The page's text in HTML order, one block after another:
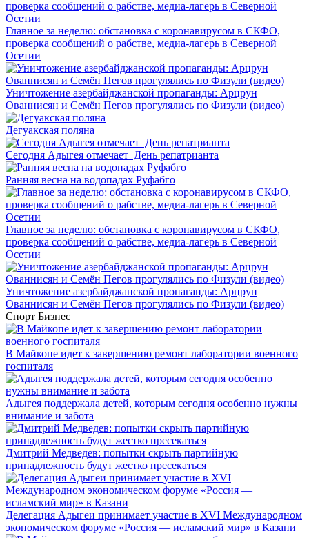
Главное за неделю: обстановка с коронавирусом в СКФО,
проверка сообщений о рабстве, медиа-лагерь в Северной
Осетии
Уничтожение азербайджанской пропаганды: Арцрун
Ованнисян и Семён Пегов прогулялись по Физули (видео)
Дегуакская поляна
Сегодня Адыгея отмечает День репатрианта
Ранняя весна на водопадах Руфабго
Главное за неделю: обстановка с коронавирусом в СКФО,
проверка сообщений о рабстве, медиа-лагерь в Северной
Осетии
Уничтожение азербайджанской пропаганды: Арцрун
Ованнисян и Семён Пегов прогулялись по Физули (видео)
Спорт Бизнес
В Майкопе идет к завершению ремонт лаборатории военного
госпиталя
Адыгея поддержала детей, которым сегодня особенно нужны
внимание и забота
Дмитрий Медведев: попытки скрыть партийную
принадлежность будут жестко пресекаться
Делегация Адыгеи принимает участие в XVI Международном
экономическом форуме «Россия — исламский мир» в Казани